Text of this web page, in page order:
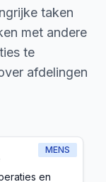
taken
met andere
te
afdelingen
MENS
en